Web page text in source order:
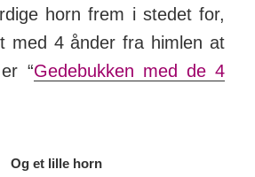
horn frem i stedet for,
med 4 ånder fra himlen at
“Gede­bukken med de 4
Og et lille horn